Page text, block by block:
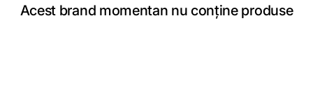
Acest brand momentan nu conține produse